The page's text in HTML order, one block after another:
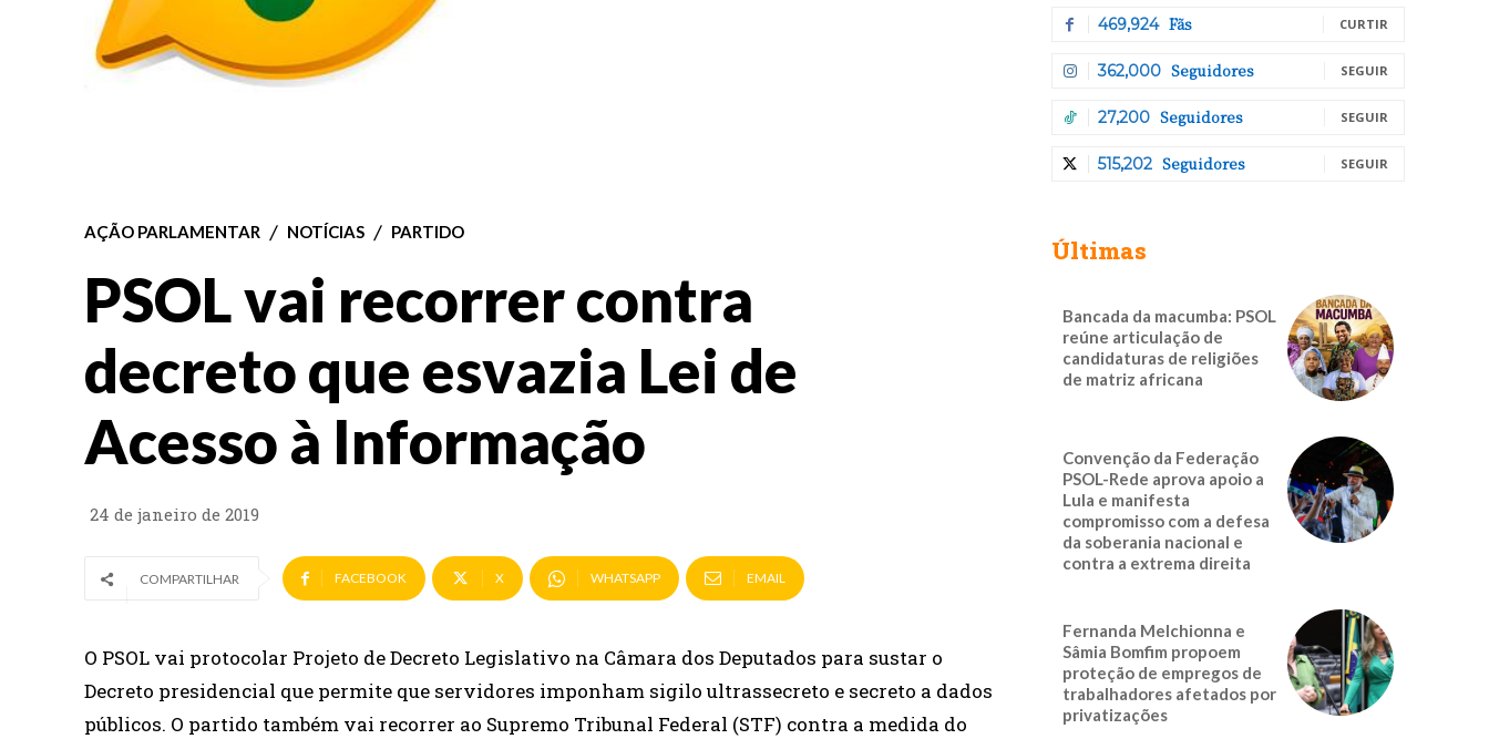
AÇÃO PARLAMENTAR NOTÍCIAS PARTIDO
PSOL vai recorrer contra
decreto que esvazia Lei de
Acesso à Informação
24 de janeiro de 2019
COMPARTILHAR FACEBOOK X WHATSAPP EMAIL
O PSOL vai protocolar Projeto de Decreto Legislativo na Câmara dos Deputados para sustar o
Decreto presidencial que permite que servidores imponham sigilo ultrassecreto e secreto a dados
públicos. O partido também vai recorrer ao Supremo Tribunal Federal (STF) contra a medida do
469,924 Fãs CURTIR
362,000 Seguidores SEGUIR
27,200 Seguidores SEGUIR
515,202 Seguidores SEGUIR
Últimas
Bancada da macumba: PSOL
reúne articulação de
candidaturas de religiões
de matriz africana
Convenção da Federação
PSOL-Rede aprova apoio a
Lula e manifesta
compromisso com a defesa
da soberania nacional e
contra a extrema direita
Fernanda Melchionna e
Sâmia Bomfim propoem
proteção de empregos de
trabalhadores afetados por
privatizações